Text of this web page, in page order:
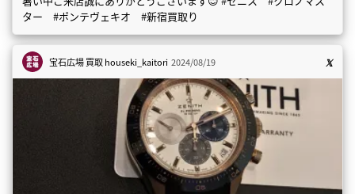
ター #ポンテヴェキオ #新宿買取り
宝石広場 買取houseki_kaitori 2024/08/19